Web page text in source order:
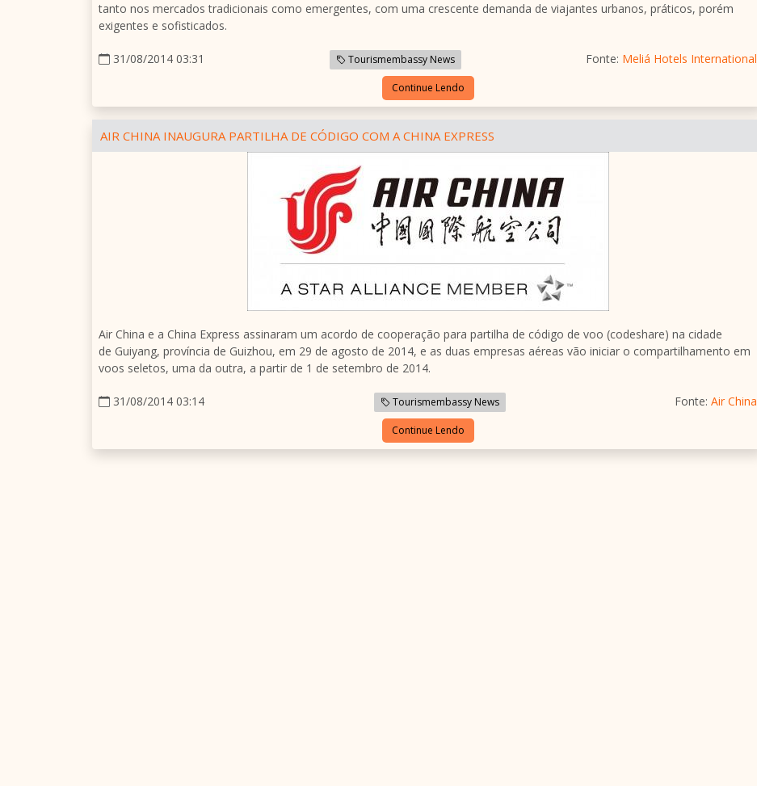
tanto nos mercados tradicionais como emergentes, com uma crescente demanda de viajantes urbanos, práticos, porém
exigentes e sofisticados.
31/08/2014 03:31 Tourismembassy News Fonte: Meliá Hotels International
Continue Lendo
AIR CHINA INAUGURA PARTILHA DE CÓDIGO COM A CHINA EXPRESS
Air China e a China Express assinaram um acordo de cooperação para partilha de código de voo (codeshare) na cidade
de Guiyang, província de Guizhou, em 29 de agosto de 2014, e as duas empresas aéreas vão iniciar o compartilhamento em
voos seletos, uma da outra, a partir de 1 de setembro de 2014.
31/08/2014 03:14 Tourismembassy News Fonte: Air China
Continue Lendo